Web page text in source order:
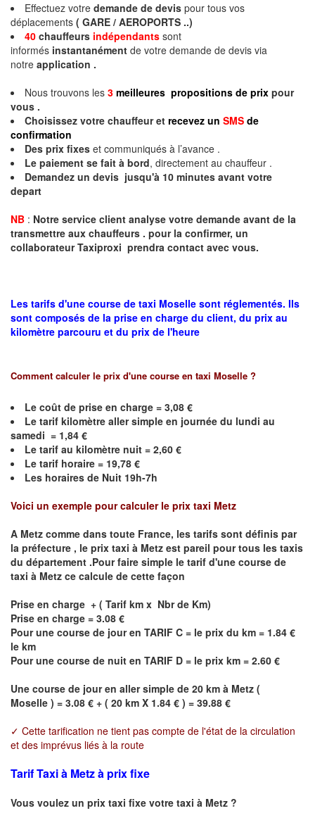
Effectuez votre demande de devis pour tous vos
déplacements ( GARE / AEROPORTS ..)
40 chauffeurs indépendants sont
informés instantanément de votre demande de devis via
notre application .
Nous trouvons les 3 meilleures propositions de prix pour
vous .
Choisissez votre chauffeur et recevez un SMS de
confirmation
Des prix fixes et communiqués à l’avance .
Le paiement se fait à bord, directement au chauffeur .
Demandez un devis jusqu'à 10 minutes avant votre
depart
NB : Notre service client analyse votre demande avant de la
transmettre aux chauffeurs . pour la confirmer, un
collaborateur Taxiproxi prendra contact avec vous.
Les tarifs d'une course de taxi Moselle sont réglementés. Ils
sont composés de la prise en charge du client, du prix au
kilomètre parcouru et du prix de l'heure
Comment calculer le prix d'une course en taxi Moselle ?
Le coût de prise en charge = 3,08 €
Le tarif kilomètre aller simple en journée du lundi au
samedi = 1,84 €
Le tarif au kilomètre nuit = 2,60 €
Le tarif horaire = 19,78 €
Les horaires de Nuit 19h-7h
Voici un exemple pour calculer le prix taxi Metz
A Metz comme dans toute France, les tarifs sont définis par
la préfecture , le prix taxi à Metz est pareil pour tous les taxis
du département .Pour faire simple le tarif d'une course de
taxi à Metz ce calcule de cette façon
Prise en charge + ( Tarif km x Nbr de Km)
Prise en charge = 3.08 €
Pour une course de jour en TARIF C = le prix du km = 1.84 €
le km
Pour une course de nuit en TARIF D = le prix km = 2.60 €
Une course de jour en aller simple de 20 km à Metz (
Moselle ) = 3.08 € + ( 20 km X 1.84 € ) = 39.88 €
✓ Cette tarification ne tient pas compte de l'état de la circulation
et des imprévus liés à la route
Tarif Taxi à Metz à prix fixe
Vous voulez un prix taxi fixe votre taxi à Metz ?